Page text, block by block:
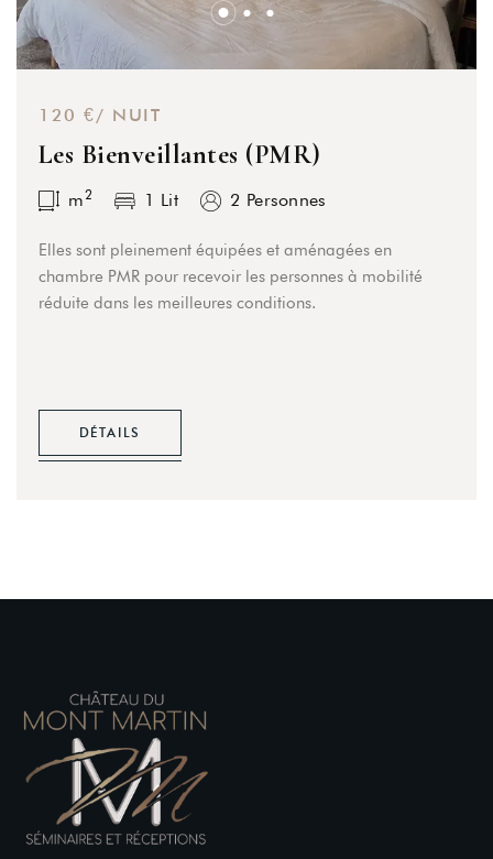
120 €/ NUIT
Les Bienveillantes (PMR)
m2 1 Lit 2 Personnes
Elles sont pleinement équipées et aménagées en
chambre PMR pour recevoir les personnes à mobilité
réduite dans les meilleures conditions.
DÉTAILS